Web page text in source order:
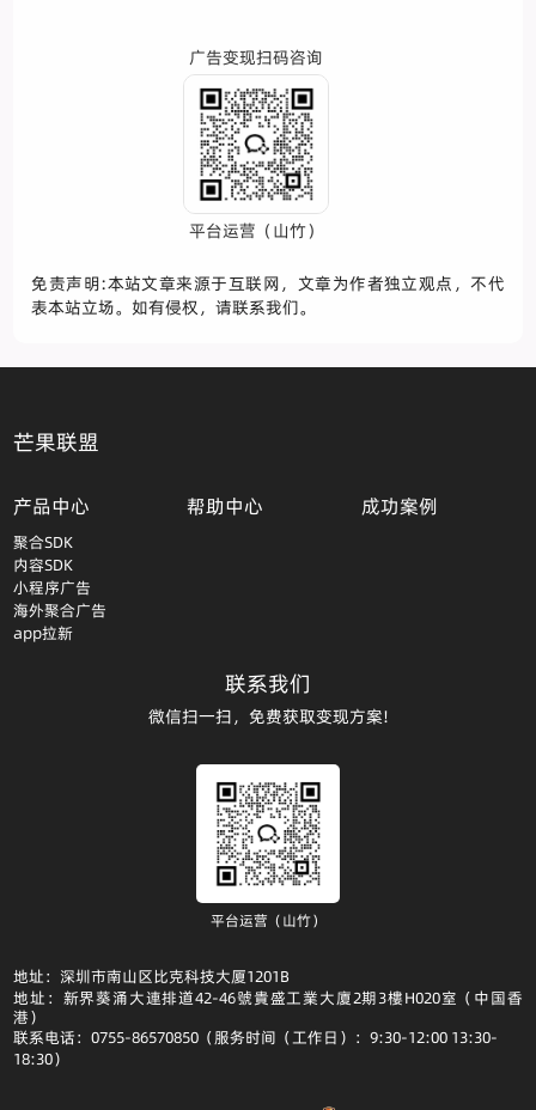
广告变现扫码咨询
平台运营（山竹）
免责声明:本站文章来源于互联网，文章为作者独立观点，不代
表本站立场。如有侵权，请联系我们。
芒果联盟
产品中心
聚合SDK
内容SDK
小程序广告
海外聚合广告
app拉新
帮助中心 成功案例
联系我们
微信扫一扫，免费获取变现方案!
平台运营（山竹）
地址：深圳市南山区比克科技大厦1201B
地址：新界葵涌大連排道42-46號貴盛工業大廈2期3樓H020室（中国香
港）
联系电话：0755-86570850（服务时间（工作日）：9:30-12:00 13:30-
18:30）